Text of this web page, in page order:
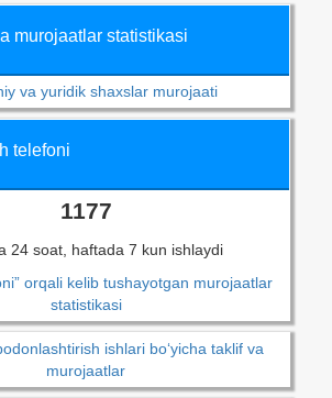
murojaatlar statistikasi
va yuridik shaxslar murojaati
telefoni
1177
24 soat, haftada 7 kun ishlaydi
orqali kelib tushayotgan murojaatlar
statistikasi
ishlari bo‘yicha taklif va
murojaatlar